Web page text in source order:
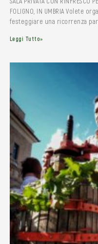
FOLIGNO, IN UMBRIA Volete
festeggiare una ricorrenza
Leggi Tutto»